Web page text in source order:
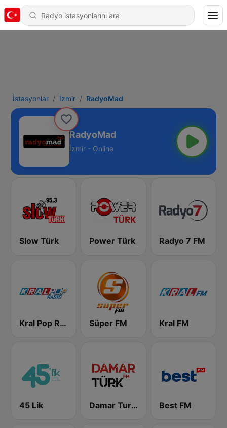
İstasyonlar İzmir RadyoMad
RadyoMad
İzmir - Online
Slow Türk Power Türk Radyo 7 FM
Kral Pop Radyo Süper FM Kral FM
45 Lik Damar Turk FM Best FM